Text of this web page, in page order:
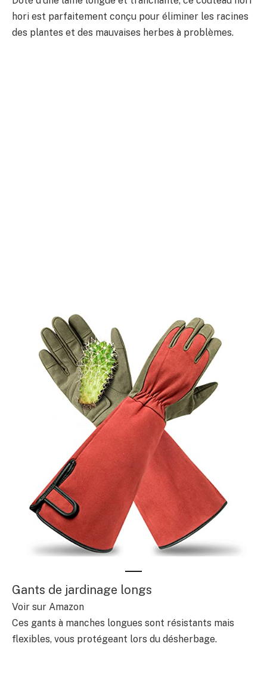
hori est parfaitement conçu pour éliminer les racines
des plantes et des mauvaises herbes à problèmes.
Gants de jardinage longs
Voir sur Amazon
Ces gants à manches longues sont résistants mais
flexibles, vous protégeant lors du désherbage.